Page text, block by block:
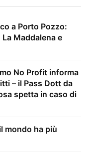
a Porto Pozzo:
Maddalena e
No Profit informa
– il Pass Dott da
spetta in caso di
mondo ha più